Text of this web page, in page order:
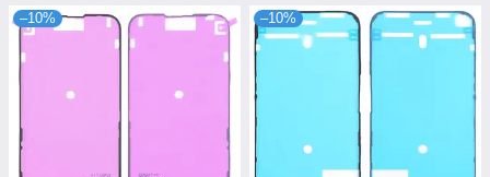
–10% –10%